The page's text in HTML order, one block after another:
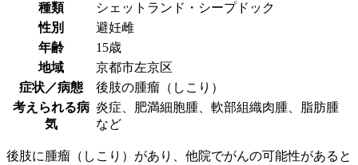
種類
シェットランド・シープドック
性別
避妊雌
年齢
15歳
地域
京都市左京区
症状／病態
後肢の腫瘤（しこり）
考えられる病
気
炎症、肥満細胞腫、軟部組織肉腫、脂肪腫
など
後肢に腫瘤（しこり）があり、他院でがんの可能性があると